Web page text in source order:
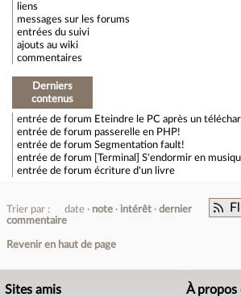
liens
messages sur les forums
entrées du suivi
ajouts au wiki
commentaires
Derniers
contenus
entrée de forum Eteindre le PC après un
entrée de forum passerelle en PHP!
entrée de forum Segmentation fault!
entrée de forum
[Terminal] S'endormir en
entrée de forum écriture d'un livre
Trier par : date note intérêt
dernier
commentaire
Revenir en haut de page
Sites amis À propos